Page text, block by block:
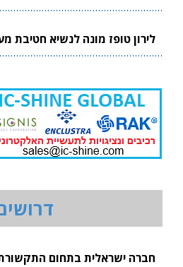
לירון טופז מונה לנשיא חטיבת
חברה ישראלית בתחום